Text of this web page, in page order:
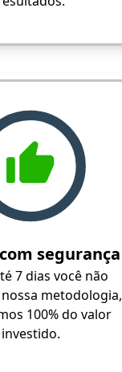
segurança
7 dias você não
metodologia,
100% do valor
investido.